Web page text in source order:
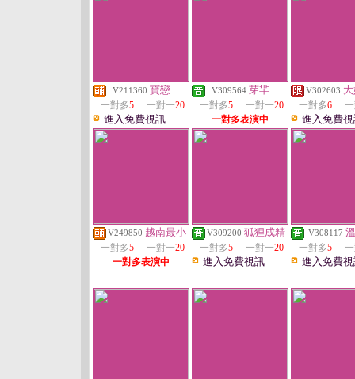
V211360 寶戀
一對多5 一對一20
進入免費視訊
V309564 芽羋
一對多5 一對一20
一對多表演中
V302603
一對多6
進入免費
V249850 越南最小
一對多5 一對一20
一對多表演中
V309200 狐狸成精
一對多5 一對一20
進入免費視訊
V308117
一對多5
進入免費